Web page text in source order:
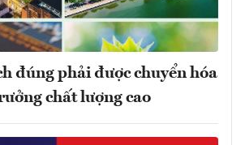
đúng phải được chuyển hóa
chất lượng cao